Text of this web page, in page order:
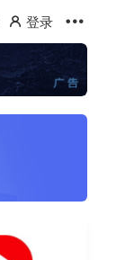
登录